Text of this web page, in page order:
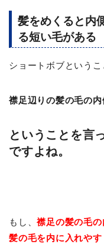
髪をめくると内
る短い毛がある
ショートボブという
襟足辺りの髪の毛の
ということを言
ですよね。
もし、襟足の髪の毛
髪の毛を内に入れや